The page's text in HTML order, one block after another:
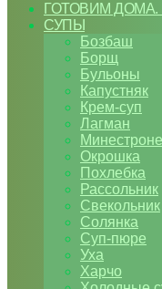
ГОТОВИМ
СУПЫ
Бозбаш
Борщ
Бульоны
Капустняк
Крем-суп
Лагман
Минестроне
Окрошка
Похлебка
Рассольник
Свекольник
Солянка
Суп-пюре
Уха
Харчо